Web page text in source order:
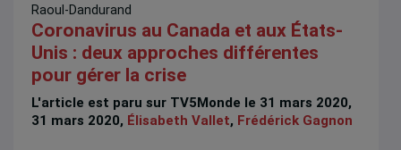
Raoul-Dandurand
Coronavirus au Canada et aux États-
Unis : deux approches différentes
pour gérer la crise
L'article est paru sur TV5Monde le 31 mars 2020,
31 mars 2020, Élisabeth Vallet, Frédérick Gagnon